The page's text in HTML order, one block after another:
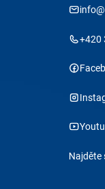
+420
Najděte